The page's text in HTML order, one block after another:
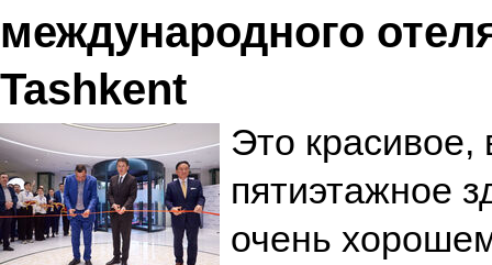
международного
Tashkent
Это
пятиэтажное
очень